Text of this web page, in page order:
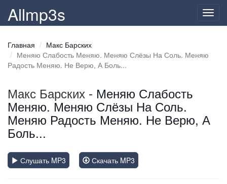
Allmp3s
Главная
Макс Барских
Меняю Слабость Меняю. Меняю Слёзы На Соль. Меняю
Радость Меняю. Не Верю, А Боль...
Макс Барских - Меняю Слабость
Меняю. Меняю Слёзы На Соль.
Меняю Радость Меняю. Не Верю, А
Боль...
Слушать MP3 Скачать MP3